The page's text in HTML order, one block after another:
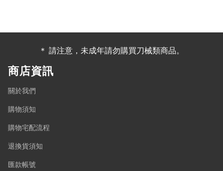
＊ 請注意，未成年請勿購買刀械類商品。
商店資訊
關於我們
購物須知
購物宅配流程
退換貨須知
匯款帳號